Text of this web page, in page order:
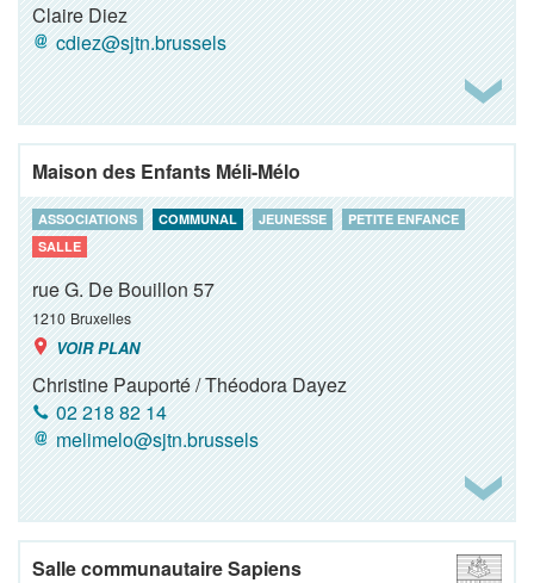
Claire Diez
cdiez@sjtn.brussels
Maison des Enfants Méli-Mélo
ASSOCIATIONS COMMUNAL JEUNESSE
PETITE ENFANCE
SALLE
rue G. De Bouillon 57
1210 Bruxelles
VOIR PLAN
Christine Pauporté / Théodora Dayez
02 218 82 14
melimelo@sjtn.brussels
Salle communautaire Sapiens